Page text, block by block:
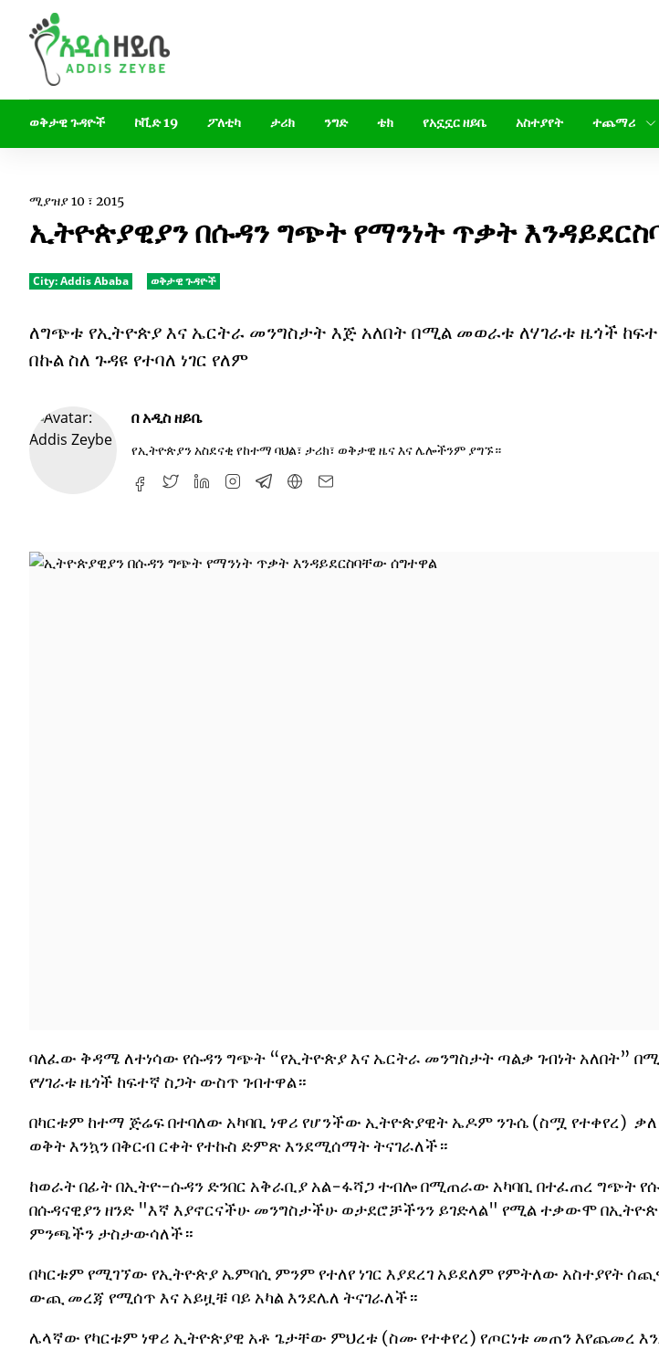
ወቅታዊ ጉዳዮች ኮቪድ 19 ፖለቲካ ታሪክ ንግድ ቴክ የአኗኗር ዘይቤ አስተያየት ተጨማሪ
ሚያዝያ 10 ፣ 2015
ኢትዮጵያዊያን በሱዳን ግጭት የማንነት ጥቃት
City:Addis Ababa ወቅታዊ ጉዳዮች
ለግጭቱ የኢትዮጵያ እና ኤርትራ መንግስታት እጅ አለበት በሚል መወራቱ ለሃገራቱ ዜጎች
በኩል ስለ ጉዳዩ የተባለ ነገር የለም
በአዲስ ዘይቤ
የኢትዮጵያን አስደናቂ የከተማ ባህል፣ ታሪክ፣ ወቅታዊ ዜና እና ሌሎችንም ያግኙ።
ባለፈው ቅዳሜ ለተነሳው የሱዳን ግጭት “የኢትዮጵያ እና ኤርትራ መንግስታት ጣልቃ ገብነት አለበት”
የሃገራቱ ዜጎች ከፍተኛ ስጋት ውስጥ ገብተዋል።
በካርቱም ከተማ ጅሬፍ በተባለው አካባቢ ነዋሪ የሆንችው ኢትዮጵያዊት ኤዶም ንጉሴ (ስሟ የተቀየረ)
ወቅት እንኳን በቅርብ ርቀት የተኩስ ድምጽ እንደሚሰማት ትናገራለች።
ከወራት በፊት በኢትዮ-ሱዳን ድንበር አቅራቢያ አል-ፋሻጋ ተብሎ በሚጠራው አካባቢ በተፈጠረ ግጭት
በሱዳናዊያን ዘንድ "እኛ እያኖርናችሁ መንግስታችሁ ወታደሮቻችንን ይገድላል" የሚል ተቃውሞ
ምንጫችን ታስታውሳለች።
በካርቱም የሚገኘው የኢትዮጵያ ኤምባሲ ምንም የተለየ ነገር እያደረገ አይደለም የምትለው አስተያየት
ውጪ መረጃ የሚሰጥ እና አይዟቹ ባይ አካል እንደሌለ ትናገራለች።
ሌላኛው የካርቱም ነዋሪ ኢትዮጵያዊ አቶ ጌታቸው ምህረቱ (ስሙ የተቀየረ) የጦርነቱ መጠን እየጨመረ